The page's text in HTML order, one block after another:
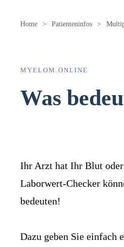
Home Patienteninfos
MYELOM.ONLINE
Was
Ihr Arzt hat Ihr Blut
Laborwert-Checker
bedeuten!
Dazu geben Sie einfach